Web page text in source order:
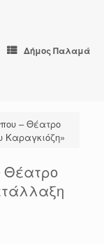
Δήμος Παλαμά
– Θέατρο
Θέατρο